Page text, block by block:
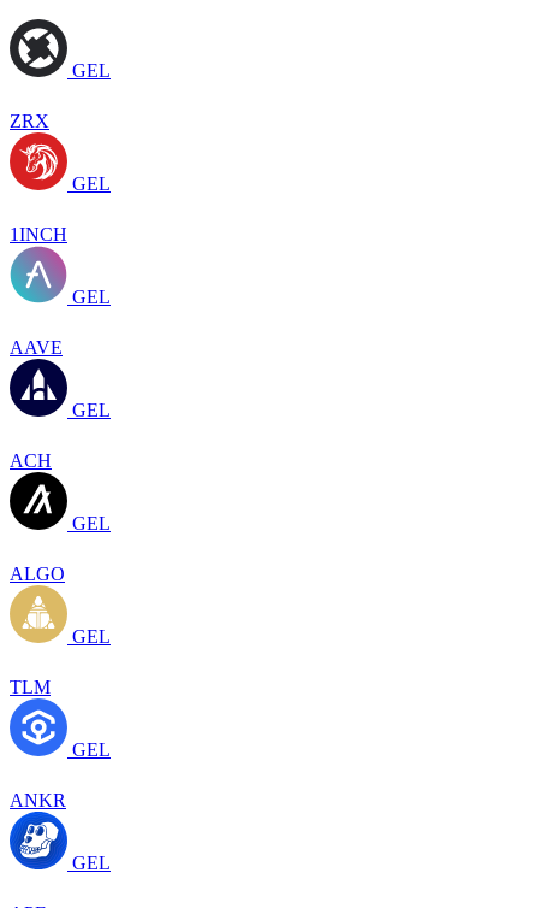
GEL
ZRX
GEL
1INCH
GEL
AAVE
GEL
ACH
GEL
ALGO
GEL
TLM
GEL
ANKR
GEL